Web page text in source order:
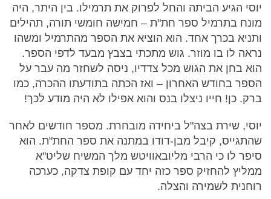
יוסי הגיע הביתה והחל לפרוק את תרמילו. בין היתר, היה
מונח בתרמיל ספר חת"ת – חמישה חומשי תורה, תהילים
ותניא בכרך אחד. הוא הוציא את הספר מהתרמיל ומשהו
נראה לו בו מוזר. גוש מתכתי בצבץ מבעד לדפי הספר.
הוא בחן את הגוש מכל צדדיו, ניסה לשחזר מה עבר על
הספר בחודש האחרון – ואז הכתה בתודעתו ההכרה, כמו
ברק. כן! חייו ניצלו בנס והוא אפילו לא היה מודע לכך!
יוסי, שירת בצה"ל ביחידה מובחרת. מספר חודשים לאחר
שהתגייס, קיבל מבן-דודו במתנה את ספר החת"ת. הוא
סיפר לו כי הרבי מליובאוויטש מלך המשיח שליט"א
ממליץ להחזיק ספר כזה יחד עם קופת צדקה, כערכה
רוחנית לשמירה והצלה.